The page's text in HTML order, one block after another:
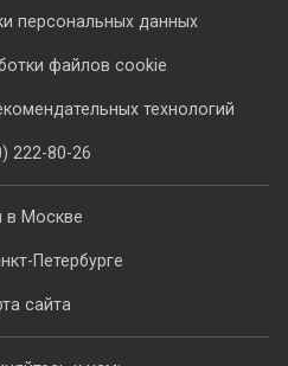
в Москве
Петербурге
сайта
персональных данных
файлов cookie
технологий
222-80-26